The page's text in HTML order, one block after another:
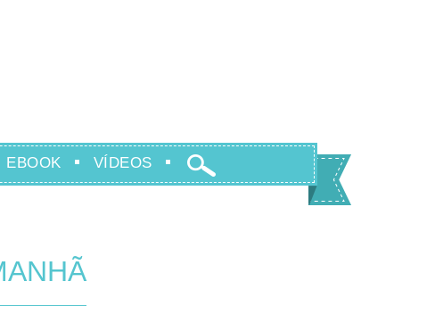
EBOOK VÍDEOS